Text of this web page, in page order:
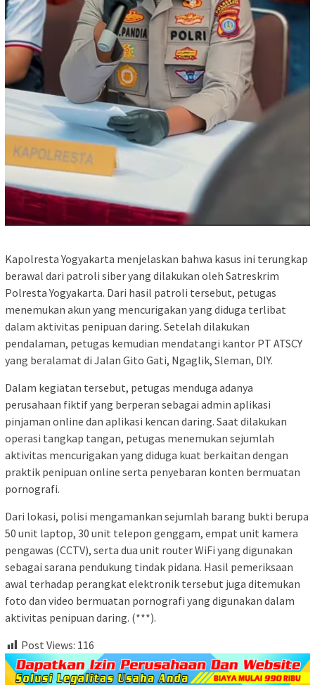
Kapolresta Yogyakarta menjelaskan bahwa kasus ini terungkap
berawal dari patroli siber yang dilakukan oleh Satreskrim
Polresta Yogyakarta. Dari hasil patroli tersebut, petugas
menemukan akun yang mencurigakan yang diduga terlibat
dalam aktivitas penipuan daring. Setelah dilakukan
pendalaman, petugas kemudian mendatangi kantor PT ATSCY
yang beralamat di Jalan Gito Gati, Ngaglik, Sleman, DIY.
Dalam kegiatan tersebut, petugas menduga adanya
perusahaan fiktif yang berperan sebagai admin aplikasi
pinjaman online dan aplikasi kencan daring. Saat dilakukan
operasi tangkap tangan, petugas menemukan sejumlah
aktivitas mencurigakan yang diduga kuat berkaitan dengan
praktik penipuan online serta penyebaran konten bermuatan
pornografi.
Dari lokasi, polisi mengamankan sejumlah barang bukti berupa
50 unit laptop, 30 unit telepon genggam, empat unit kamera
pengawas (CCTV), serta dua unit router WiFi yang digunakan
sebagai sarana pendukung tindak pidana. Hasil pemeriksaan
awal terhadap perangkat elektronik tersebut juga ditemukan
foto dan video bermuatan pornografi yang digunakan dalam
aktivitas penipuan daring. (***).
Post Views: 116